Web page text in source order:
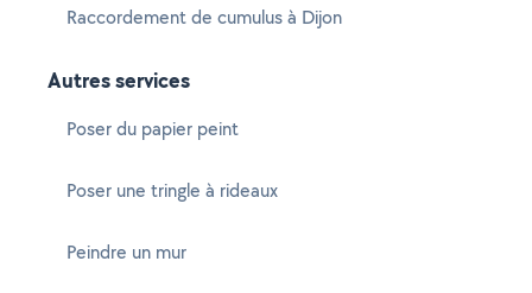
Raccordement de cumulus à Dijon
Autres services
Poser du papier peint
Poser une tringle à rideaux
Peindre un mur